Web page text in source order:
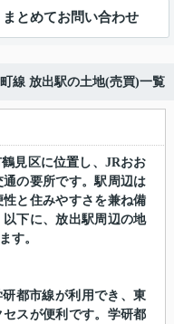
まとめてお問い合わせ
線 放出駅の土地(売買)一覧
見区に位置し、JRおお
の要所です。駅周辺は
と住みやすさを兼ね備
下に、放出駅周辺の地
す。
都市線が利用でき、東
スが便利です。学研都